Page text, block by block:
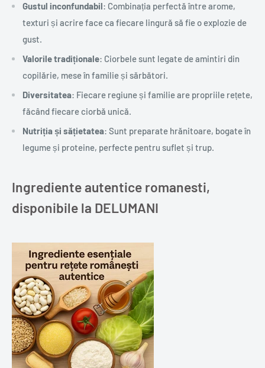
Gustul inconfundabil: Combinația perfectă între arome,
texturi și acrire face ca fiecare lingură să fie o explozie de
gust.
Valorile tradiționale: Ciorbele sunt legate de amintiri din
copilărie, mese în familie și sărbători.
Diversitatea: Fiecare regiune și familie are propriile rețete,
făcând fiecare ciorbă unică.
Nutriția și sățietatea: Sunt preparate hrănitoare, bogate în
legume și proteine, perfecte pentru suflet și trup.
Ingrediente autentice romanesti,
disponibile la DELUMANI